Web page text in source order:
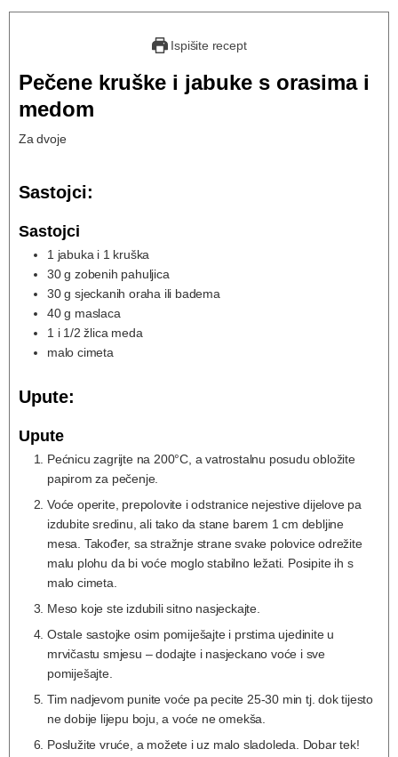
Ispišite recept
Pečene kruške i jabuke s orasima i
medom
Za dvoje
Sastojci:
Sastojci
1 jabuka i 1 kruška
30 g zobenih pahuljica
30 g sjeckanih oraha ili badema
40 g maslaca
1 i 1/2 žlica meda
malo cimeta
Upute:
Upute
Pećnicu zagrijte na 200°C, a vatrostalnu posudu obložite
papirom za pečenje.
Voće operite, prepolovite i odstranice nejestive dijelove pa
izdubite sredinu, ali tako da stane barem 1 cm debljine
mesa. Također, sa stražnje strane svake polovice odrežite
malu plohu da bi voće moglo stabilno ležati. Posipite ih s
malo cimeta.
Meso koje ste izdubili sitno nasjeckajte.
Ostale sastojke osim pomiješajte i prstima ujedinite u
mrvičastu smjesu – dodajte i nasjeckano voće i sve
pomiješajte.
Tim nadjevom punite voće pa pecite 25-30 min tj. dok tijesto
ne dobije lijepu boju, a voće ne omekša.
Poslužite vruće, a možete i uz malo sladoleda. Dobar tek!